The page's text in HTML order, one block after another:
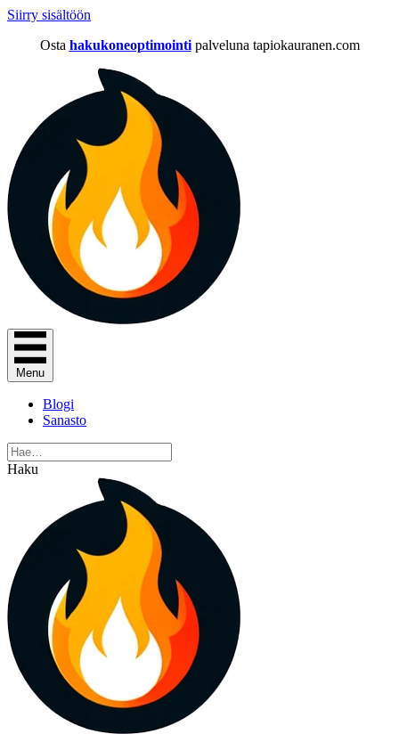
Siirry sisältöön
Osta hakukoneoptimointi palveluna tapiokauranen.com
Menu
Blogi
Sanasto
Haku